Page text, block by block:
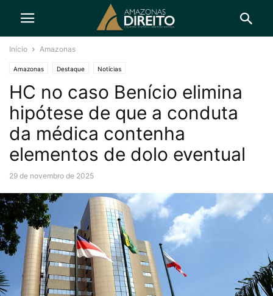
Início Amazonas
Amazonas Destaque Notícias
HC no caso Benício elimina
hipótese de que a conduta
da médica contenha
elementos de dolo eventual
29 de novembro de 2025